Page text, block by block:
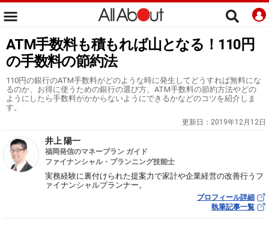
ATM手数料も積もれば山となる！110円
の手数料の節約法
110円の銀行のATM手数料がどのような時に発生してどうすれば無料にな
るのか、お得に使うための銀行の選び方、ATM手数料の節約方法やどの
ようにしたら手数料がかからないようにできるかなどのコツを紹介しま
す。
更新日： 2019年12月12日
井上 陽一
福岡発信のマネープラン ガイド
ファイナンシャル・プランニング技能士
実務経験に裏付けられた提案力で家計や企業経営の改善行うフ
ァイナンシャルプランナー。
プロフィール詳細
執筆記事一覧